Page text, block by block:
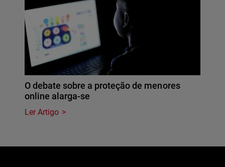
O debate sobre a proteção de menores
online alarga-se
Ler Artigo